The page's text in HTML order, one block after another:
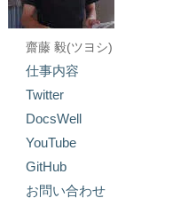
齋藤 毅(ツヨシ)
仕事内容
Twitter
DocsWell
YouTube
GitHub
お問い合わせ